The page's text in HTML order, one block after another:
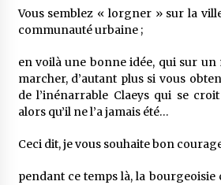
Vous semblez « lorgner » sur la
communauté urbaine ;
en voilà une bonne idée, qui sur
marcher, d’autant plus si vous
de l’inénarrable Claeys qui se
alors qu’il ne l’a jamais été…
Ceci dit, je vous souhaite bon
pendant ce temps là, la